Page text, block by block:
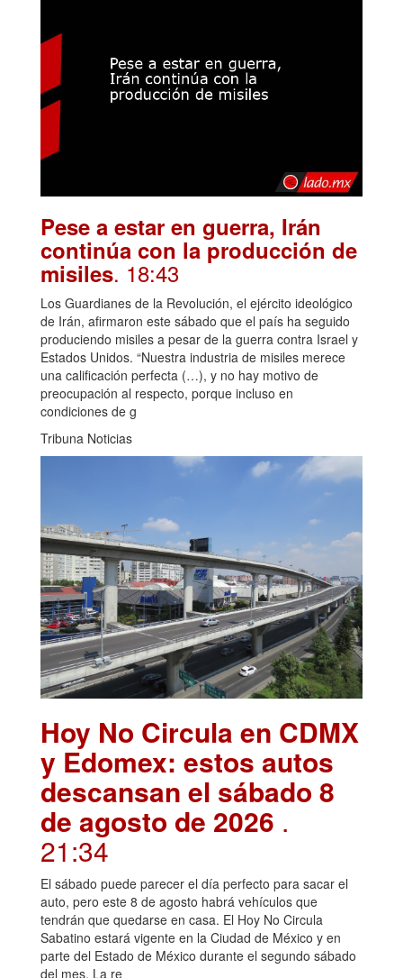
Pese a estar en guerra, Irán
continúa con la producción de
misiles. 18:43
Los Guardianes de la Revolución, el ejército ideológico
de Irán, afirmaron este sábado que el país ha seguido
produciendo misiles a pesar de la guerra contra Israel y
Estados Unidos. “Nuestra industria de misiles merece
una calificación perfecta (…), y no hay motivo de
preocupación al respecto, porque incluso en
condiciones de g
Tribuna Noticias
Hoy No Circula en CDMX
y Edomex: estos autos
descansan el sábado 8
de agosto de 2026 .
21:34
El sábado puede parecer el día perfecto para sacar el
auto, pero este 8 de agosto habrá vehículos que
tendrán que quedarse en casa. El Hoy No Circula
Sabatino estará vigente en la Ciudad de México y en
parte del Estado de México durante el segundo sábado
del mes. La re